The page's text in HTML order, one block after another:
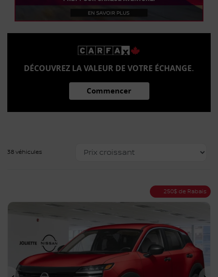
DÉCOUVREZ LA VALEUR DE VOTRE ÉCHANGE.
Commencer
38 véhicules
250$ de Rabais